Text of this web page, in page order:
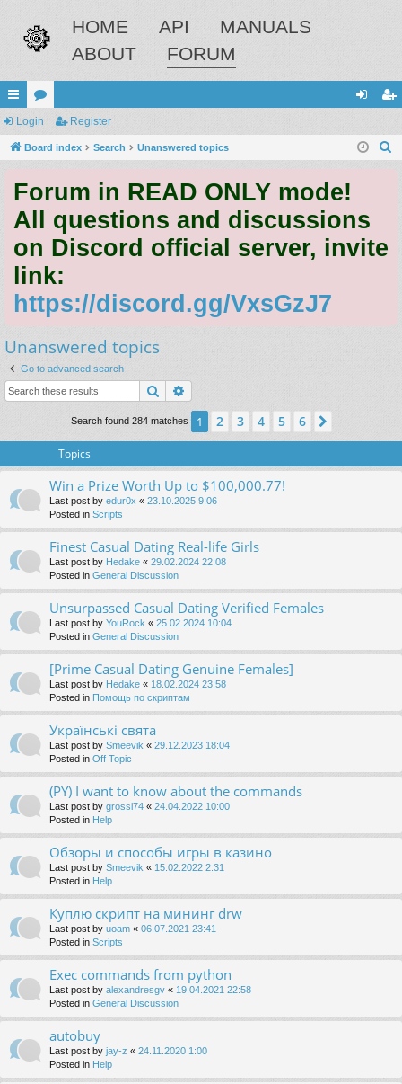
HOME API
MANUALS
ABOUT
FORUM
ui
ck
ks
or
u
s
in ist
Login Register
Board index Search Unanswered topics
Forum in READ ONLY mode!
All questions and discussions
on Discord official server, invite
link:
https://discord.gg/VxsGzJ7
Unanswered topics
Go to advanced search
Search
Search found 284 matches 1 2 3 4 5 6
Topics
Win a Prize Worth Up to $100,000.77!
Last post by edur0x « 23.10.2025 9:06
Posted in Scripts
Finest Сasual Dating Real-life Girls
Last post by Hedake « 29.02.2024 22:08
Posted in General Discussion
Unsurpassed Сasual Dating Verified Females
Last post by YouRock « 25.02.2024 10:04
Posted in General Discussion
[Prime Сasual Dating Genuine Females]
Last post by Hedake « 18.02.2024 23:58
Posted in Помощь по скриптам
Українські свята
Last post by Smeevik « 29.12.2023 18:04
Posted in Off Topic
(PY) I want to know about the commands
Last post by grossi74 « 24.04.2022 10:00
Posted in Help
Обзоры и способы игры в казино
Last post by Smeevik « 15.02.2022 2:31
Posted in Help
Куплю скрипт на мининг drw
Last post by uoam « 06.07.2021 23:41
Posted in Scripts
Exec commands from python
Last post by alexandresgv « 19.04.2021 22:58
Posted in General Discussion
autobuy
Last post by jay-z « 24.11.2020 1:00
Posted in Help